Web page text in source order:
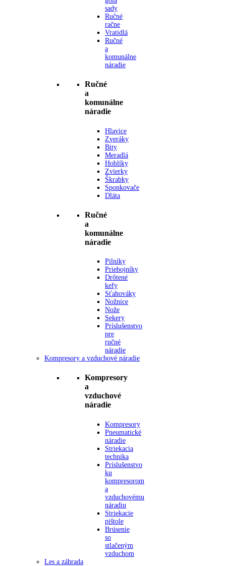
sady
Ručné
račne
Vratidlá
Ručné
a
komunálne
náradie
Ručné
a
komunálne
náradie
Hlavice
Zveráky
Bity
Meradlá
Hoblíky
Zvierky
Škrabky
Sponkovače
Dláta
Ručné
a
komunálne
náradie
Pilníky
Priebojníky
Drôtené
kefy
Sťahováky
Nožnice
Nože
Sekery
Príslušenstvo
pre
ručné
náradie
Kompresory a vzduchové náradie
Kompresory
a
vzduchové
náradie
Kompresory
Pneumatické
náradie
Striekacia
technika
Príslušenstvo
ku
kompresorom
a
vzduchovému
náradiu
Striekacie
pištole
Brúsenie
so
stlačeným
vzduchom
Les a záhrada